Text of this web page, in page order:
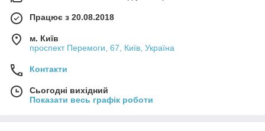
Працює з 20.08.2018
м. Київ
проспект Перемоги, 67, Київ, Україна
Контакти
Сьогодні вихідний
Показати весь графік роботи